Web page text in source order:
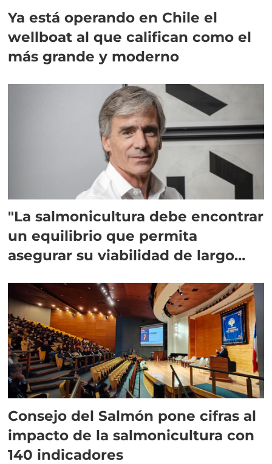
Ya está operando en Chile el
wellboat al que califican como el
más grande y moderno
"La salmonicultura debe encontrar
un equilibrio que permita
asegurar su viabilidad de largo
Consejo del Salmón pone cifras al
impacto de la salmonicultura con
140 indicadores